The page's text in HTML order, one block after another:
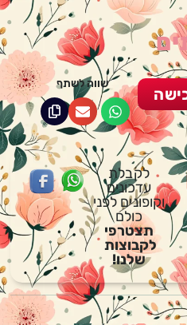
שווה לשתף
לקבלת
עדכונים
וקופונים לפני
כולם
תצטרפי
לקבוצות
שלנו!